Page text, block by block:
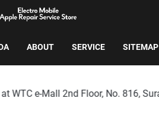
ABOUT SERVICE SITEMAP
No. 816, Surabaya City